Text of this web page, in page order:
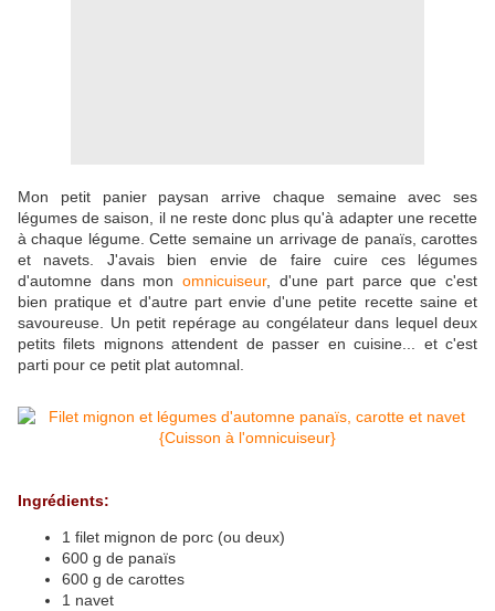
Mon petit panier paysan arrive chaque semaine avec ses
légumes de saison, il ne reste donc plus qu'à adapter une recette
à chaque légume. Cette semaine un arrivage de panaïs, carottes
et navets. J'avais bien envie de faire cuire ces légumes
d'automne dans mon omnicuiseur, d'une part parce que c'est
bien pratique et d'autre part envie d'une petite recette saine et
savoureuse. Un petit repérage au congélateur dans lequel deux
petits filets mignons attendent de passer en cuisine... et c'est
parti pour ce petit plat automnal.
Ingrédients:
1 filet mignon de porc (ou deux)
600 g de panaïs
600 g de carottes
1 navet